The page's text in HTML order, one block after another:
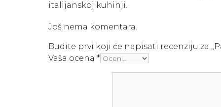
italijanskoj kuhinji.
Još nema komentara.
Budite prvi koji će napisati recenziju za
Vaša ocena *